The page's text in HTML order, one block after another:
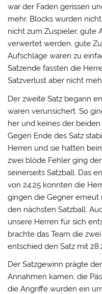
war der Faden gerissen
mehr. Blocks wurden
nicht zum Zuspieler, gute
verwertet werden, gute
Aufschläge waren zu
Satzende fassten die
Satzverlust aber nicht
Der zweite Satz begann
waren verunsichert. So
her und keines der beiden
Gegen Ende des Satz
Herren und sie hatten
zwei blöde Fehler ging
seinerseits Satzball. Das
von 24:25 konnten die
gingen die Gegner erneut
den nächsten Satzball.
unsere Herren für sich
brachte das Team die
entschied den Satz mit
Der Satzgewinn prägte
Annahmen kamen, die
die Angriffe wurden ein